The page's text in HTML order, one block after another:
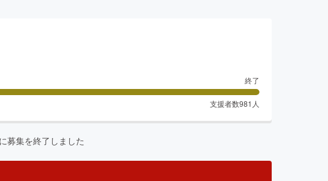
終了
支援者数981 人
に募集を終了しました